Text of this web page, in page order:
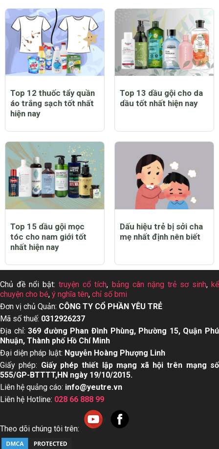
Top 12 thuốc tẩy quần
áo trắng sạch tốt nhất
hiện nay
Top 13 dầu gội cho da
dầu tốt nhất hiện nay
Top 15 dầu gội mọc
tóc cho nam giới tốt
nhất hiện nay
Dấu hiệu trẻ bị sởi cha
mẹ nhất định nên biết
Chủ đề nổi bật:truyện cổ tích, bảng cân nặng trẻ sơ sinh,kể
chuyện cho bé, ý nghĩa tên, chỉ số bmi
Đơn vị chủ Quản: CÔNG TY CỔ PHẦN YÊU TRẺ
Mã số thuế: 0312926237
Địa chỉ:369 đường Phan Đình Phùng, Phường 15, Quận Phú
Nhuận, Thành phố Hồ Chí Minh
Đại diện pháp luật: Nguyễn Hoàng Phượng Linh
Giấy phép: Giấy phép thiết lập mạng xã hội trên mạng số
555/GP-BTTTT,HN ngày 19/10/2015.
Liên hệ quảng cáo: info@yeutre.vn
Liên hệ Hotline: 028 66 888 99
Theo dõi chúng tôi trên: